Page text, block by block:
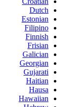
Dutch
Estonian
Filipino
Finnish
Frisian
Galician
Georgian
Gujarati
Haitian
Hausa
Hawaiian